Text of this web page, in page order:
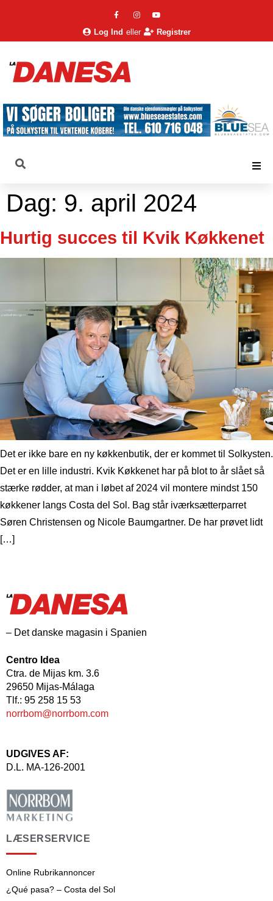
Log Ind eller Registrer
Dag: 9. april 2024
Hurtig succes til Kvik Køkkenet
Det er ikke bare en ny køkkenbutik, der er kommet til Solkysten.
Det er en lille industri. Kvik Køkkenet har på blot to år slået så
stærke rødder, at man i løbet af 2024 vil montere mindst 150
køkkener langs Costa del Sol. Bag står iværksætterparret
Søren Christensen og Nicole Baumgartner. De har prøvet lidt
[…]
– Det danske magasin i Spanien
Centro Idea
Ctra. de Mijas km. 3.6
29650 Mijas-Málaga
Tlf.: 95 258 15 53
norrbom@norrbom.com
UDGIVES AF:
D.L. MA-126-2001
LÆSERSERVICE
Online Rubrikannoncer
¿Qué pasa? – Costa del Sol